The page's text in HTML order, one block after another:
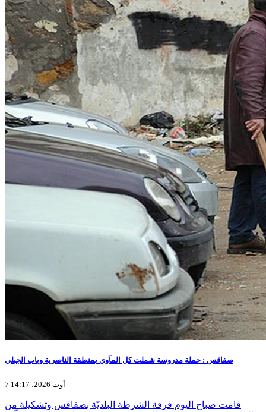
صفاقس : حملة مدروسة شملت كل المآوي بمنطقة الناصرية وباب الجبلي
7 أوت 2026، 14:17
قامت صباح اليوم فرقة الشرطة البلديّة بصفاقس وتشكيلة من